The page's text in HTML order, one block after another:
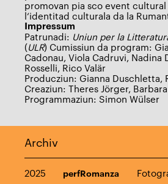
promovan pia sco event
l‘identitad culturala da la
Impressum
Patrunadi: Uniun per la
(ULR) Cumissiun da program:
Cadonau, Viola Cadruvi, Nadina
Rosselli, Rico Valär
Producziun: Gianna Duschletta,
Creaziun: Theres Jörger,
Programmaziun: Simon Wülser
Archiv
2025 perfRomanza